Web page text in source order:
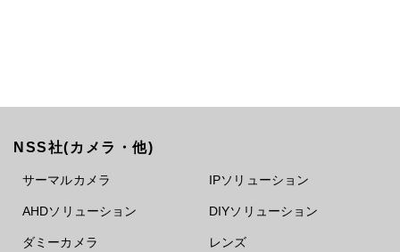
NSS社(カメラ・他)
サーマルカメラ IPソリューション
AHDソリューション DIYソリューション
ダミーカメラ レンズ